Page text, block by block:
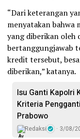
“Dari keterangan
menyatakan bahwa
yang diberikan oleh
bertanggungjawab
kredit tersebut,
diberikan,” katanya.
Isu Ganti Kapolri
Kriteria
Prabowo
Redaksi 3/08/